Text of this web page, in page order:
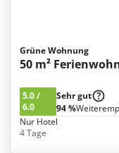
Grüne Wohnung
50 m²
5.0/
6.0
Sehr gut
94 %
Nur Hotel
4 Tage